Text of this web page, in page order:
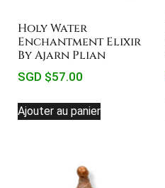
Holy Water
Enchantment Elixir
By Ajarn Plian
SGD $57.00
Ajouter au panier